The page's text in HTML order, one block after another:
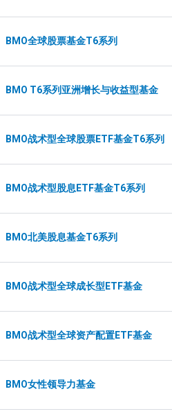
BMO全球股票基金T6系列
BMO T6系列亚洲增长与收益型基金
BMO战术型全球股票ETF基金T6系列
BMO战术型股息ETF基金T6系列
BMO北美股息基金T6系列
BMO战术型全球成长型ETF基金
BMO战术型全球资产配置ETF基金
BMO女性领导力基金